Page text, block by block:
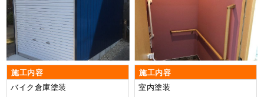
施工内容
バイク倉庫塗装
施工内容
室内塗装